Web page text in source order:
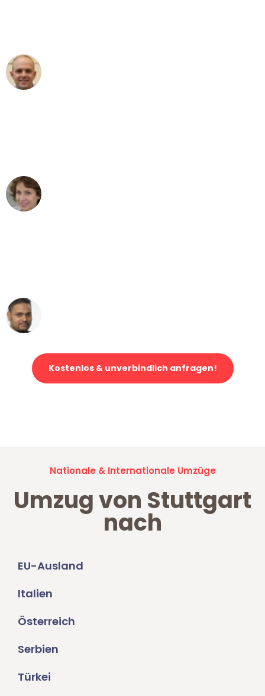
Kostenlos & unverbindlich anfragen!
Nationale & Internationale Umzüge
Umzug von Stuttgart
nach
EU-Ausland
Italien
Österreich
Serbien
Türkei